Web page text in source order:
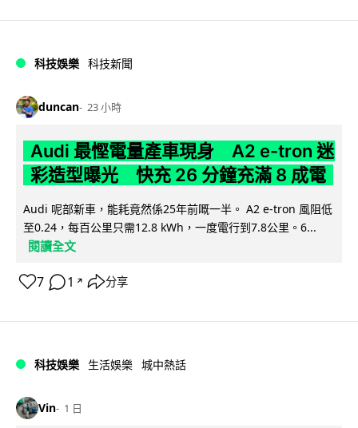
科技娛樂 科技新聞
duncan 23 小時
Audi 最慳電量產車現身 A2 e-tron 迷
彩造型曝光 快充 26 分鐘充滿 8 成電
Audi 呢部新車，能耗竟然係25年前嘅一半。 A2 e-tron 風阻低
至0.24，每百公里只需12.8 kWh，一度電行到7.8公里。6...
閱讀全文
7 1 ↗ 分享
科技娛樂 生活娛樂 城中熱話
Vin 1 日